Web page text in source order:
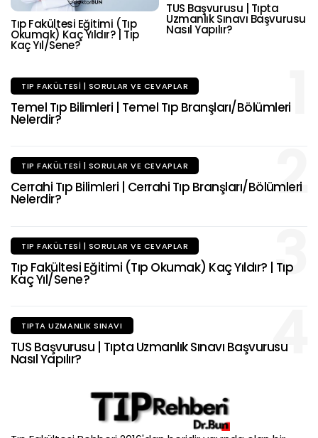
Tıp Fakültesi Eğitimi (Tıp
Okumak) Kaç Yıldır? | Tıp
Kaç Yıl/Sene?
TUS Başvurusu | Tıpta
Uzmanlık Sınavı Başvurusu
Nasıl Yapılır?
1
TIP FAKÜLTESI | SORULAR VE CEVAPLAR
Temel Tıp Bilimleri | Temel Tıp Branşları/Bölümleri
Nelerdir?
2
TIP FAKÜLTESI | SORULAR VE CEVAPLAR
Cerrahi Tıp Bilimleri | Cerrahi Tıp Branşları/Bölümleri
Nelerdir?
3
TIP FAKÜLTESI | SORULAR VE CEVAPLAR
Tıp Fakültesi Eğitimi (Tıp Okumak) Kaç Yıldır? | Tıp
Kaç Yıl/Sene?
4
TIPTA UZMANLIK SINAVI
TUS Başvurusu | Tıpta Uzmanlık Sınavı Başvurusu
Nasıl Yapılır?